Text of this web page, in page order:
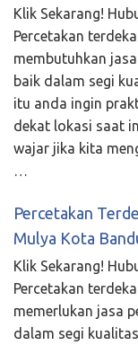
Klik Sekarang!
Percetakan
membutuhkan
baik dalam segi
itu anda ingin
dekat lokasi saat
wajar jika kita
…
Percetakan
Mulya Kota
Klik Sekarang!
Percetakan
memerlukan jasa
dalam segi